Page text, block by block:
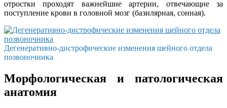
отростки проходят важнейшие артерии, отвечающие за
поступление крови в головной мозг (базилярная, сонная).
Дегенеративно-дистрофические изменения шейного отдела
позвоночника
Морфологическая и патологическая
анатомия